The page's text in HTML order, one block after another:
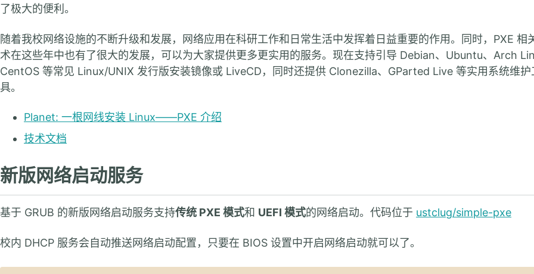
了极大的便利。
随着我校网络设施的不断升级和发展，网络应用在科研工作和日常生活中发挥着日益重要的作用。同时，PXE 相
术在这些年中也有了很大的发展，可以为大家提供更多更实用的服务。现在支持引导 Debian、Ubuntu、Arch
CentOS 等常见 Linux/UNIX 发行版安装镜像或 LiveCD，同时还提供 Clonezilla、GParted Live 等实用系统维护
具。
Planet: 一根网线安装 Linux——PXE 介绍
技术文档
新版网络启动服务
基于 GRUB 的新版网络启动服务支持传统 PXE 模式和 UEFI 模式的网络启动。代码位于 ustclug/simple-pxe
校内 DHCP 服务会自动推送网络启动配置，只要在 BIOS 设置中开启网络启动就可以了。